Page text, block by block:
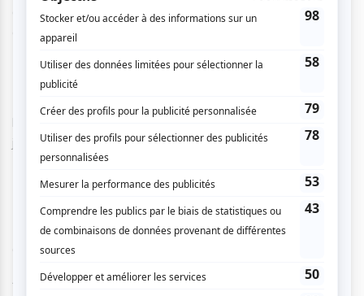
affrontés dans des duels tous plus intenses les uns que les
De ces 32 bands, seuls 4 sont parvenus à se qualifier pour
la grande finale de Québec de l'Omnium du Rock Mise-o-
Exhibition
Our Darkest Days
Jack's Slaughtering